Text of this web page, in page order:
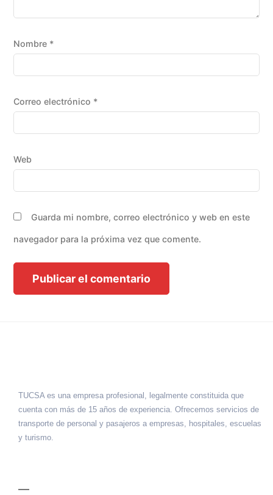
Nombre *
Correo electrónico *
Web
Guarda mi nombre, correo electrónico y web en este
navegador para la próxima vez que comente.
TUCSA es una empresa profesional, legalmente constituida que
cuenta con más de 15 años de experiencia. Ofrecemos servicios de
transporte de personal y pasajeros a empresas, hospitales, escuelas
y turismo.